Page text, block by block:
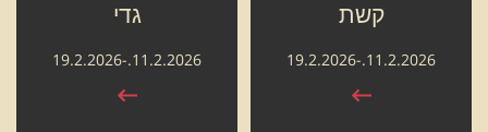
קשת
11.2.2026.-19.2.2026
גדי
11.2.2026.-19.2.2026